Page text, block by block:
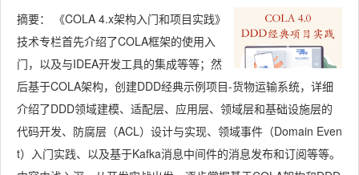
摘要：
《COLA 4.x架构入门和项目实践》
技术专栏首先介绍了COLA框架的使用入
门，以及与IDEA开发工具的集成等等；然
后基于COLA架构，创建DDD经典示例项目-货物运输系统，详细
介绍了DDD领域建模、适配层、应用层、领域层和基础设施层的
代码开发、防腐层（ACL）设计与实现、领域事件（Domain Even
t）入门实践、以及基于Kafka消息中间件的消息发布和订阅等等。